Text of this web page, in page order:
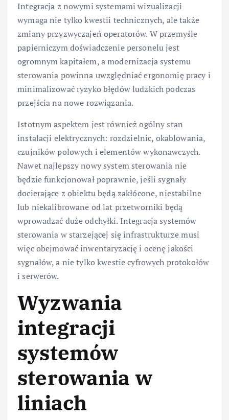
Integracja z nowymi systemami wizualizacji
wymaga nie tylko kwestii technicznych, ale także
zmiany przyzwyczajeń operatorów. W przemyśle
papierniczym doświadczenie personelu jest
ogromnym kapitałem, a modernizacja systemu
sterowania powinna uwzględniać ergonomię pracy i
minimalizować ryzyko błędów ludzkich podczas
przejścia na nowe rozwiązania.
Istotnym aspektem jest również ogólny stan
instalacji elektrycznych: rozdzielnic, okablowania,
czujników polowych i elementów wykonawczych.
Nawet najlepszy nowy system sterowania nie
będzie funkcjonował poprawnie, jeśli sygnały
docierające z obiektu będą zakłócone, niestabilne
lub niekalibrowane od lat przetworniki będą
wprowadzać duże odchyłki. Integracja systemów
sterowania w starzejącej się infrastrukturze musi
więc obejmować inwentaryzację i ocenę jakości
sygnałów, a nie tylko kwestie cyfrowych protokołów
i serwerów.
Wyzwania
integracji
systemów
sterowania w
liniach